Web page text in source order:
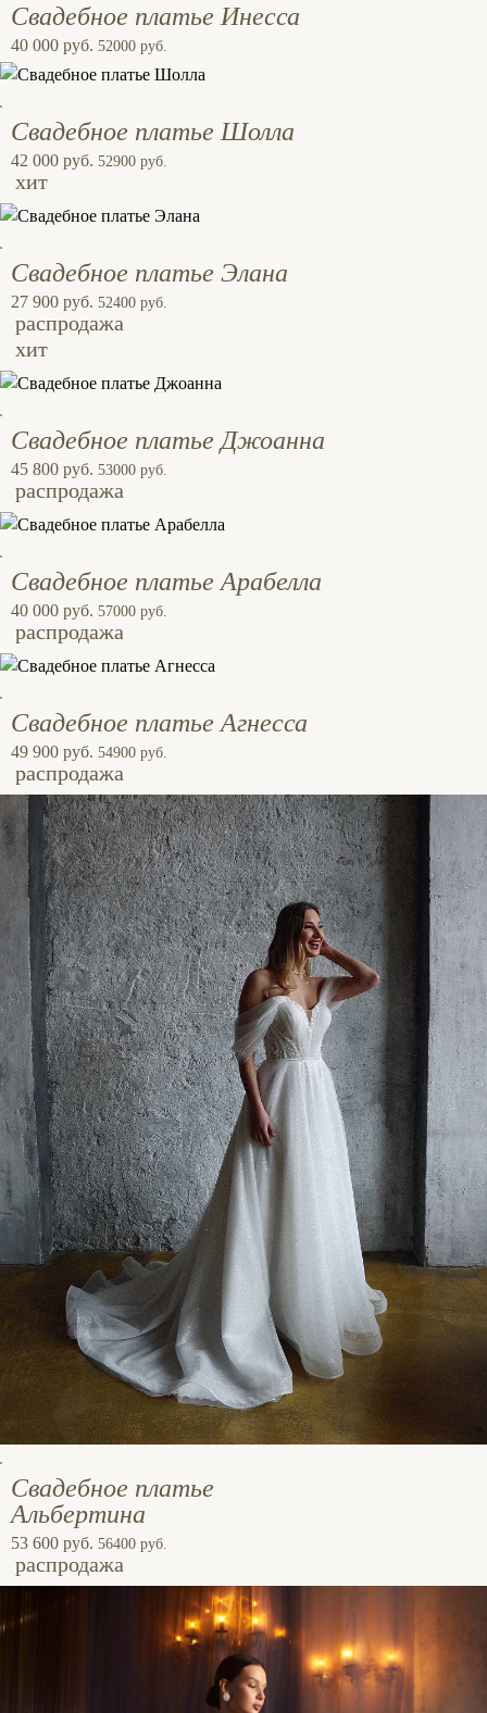
Свадебное платье Инесса
40 000 руб. 52000 руб.
Свадебное платье Шолла
42 000 руб. 52900 руб.
хит
Свадебное платье Элана
27 900 руб. 52400 руб.
распродажа
хит
Свадебное платье Джоанна
45 800 руб. 53000 руб.
распродажа
Свадебное платье Арабелла
40 000 руб. 57000 руб.
распродажа
Свадебное платье Агнесса
49 900 руб. 54900 руб.
распродажа
Свадебное платье
Альбертина
53 600 руб. 56400 руб.
распродажа